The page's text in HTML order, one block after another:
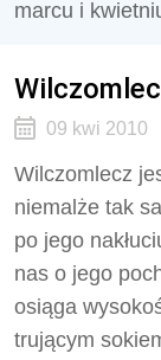
marcu i
09 kwi 2010
Wilczomlecz
niemalże tak
po jego
nas o jego
osiąga
trującym